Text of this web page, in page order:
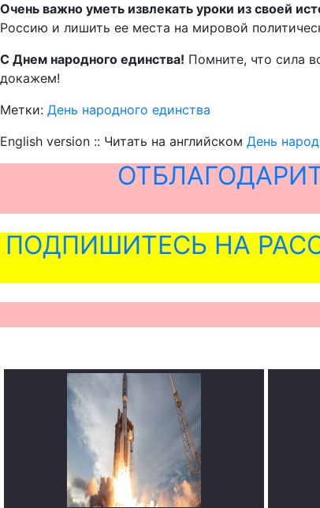
Очень важно уметь извлекать уроки из своей
Россию и лишить ее места на мировой
С Днем народного единства! Помните, что сила
докажем!
Метки: День народного единства
English version :: Читать на английском День
ПОДПИШИТЕСЬ НА